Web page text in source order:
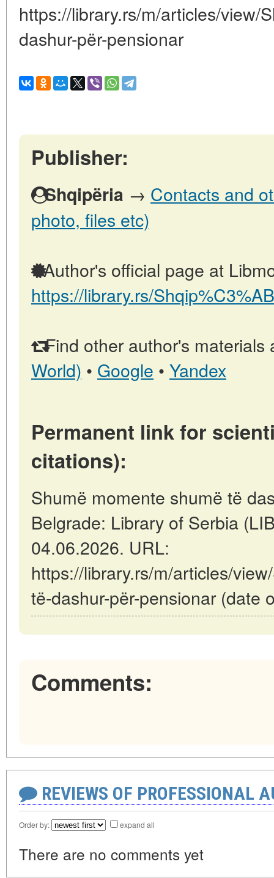
https://library.rs/m/articles/view/
dashur-për-pensionar
Publisher:
Shqipëria → Contacts and
photo, files etc)
Author's official page at
https://library.rs/
Find other author's materials
World) • Google • Yandex
Permanent link for
citations):
Shumë momente shumë të
Belgrade: Library of Serbia
04.06.2026. URL:
https://library.rs/m/articles/
të-dashur-për-pensionar (date
Comments:
REVIEWS OF PROFESSIONAL
Order by: expand all
There are no comments yet